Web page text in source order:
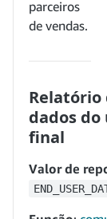
parceiros
de vendas.
Relatório
dados do
final
Valor de